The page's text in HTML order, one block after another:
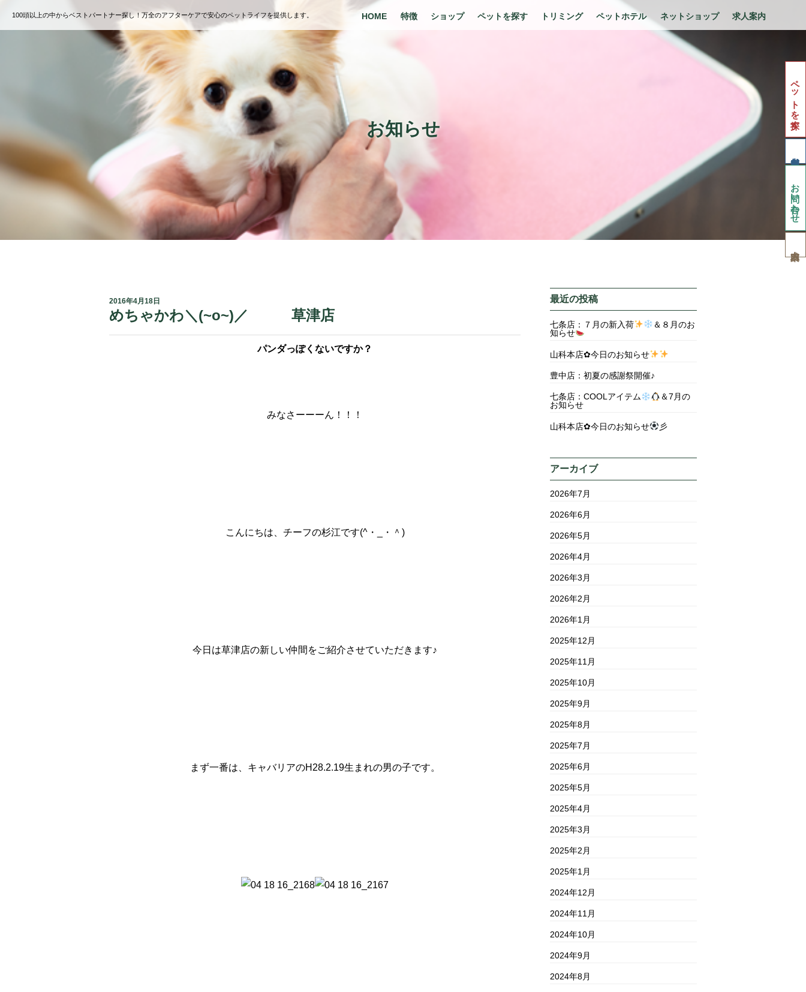
お知らせ
100頭以上の中からベストパートナー探し！万全のアフターケアで安心のペットライフを提供します。 HOME 特徴 ショップ ペットを探す トリミング ペットホテル ネットショップ 求人案内
ペットを探す
お問い合わせ
2016年4月18日
めちゃかわ＼(~o~)／ 草津店
パンダっぽくないですか？
みなさーーーん！！！
こんにちは、チーフの杉江です(^・_・＾)
今日は草津店の新しい仲間をご紹介させていただきます♪
まず一番は、キャバリアのH28.2.19生まれの男の子です。
最近の投稿
七条店：７月の新入荷
＆８月のお
知らせ
山科本店✿今日のお知らせ
豊中店：初夏の感謝祭開催♪
七条店：COOLアイテム
＆7月の
お知らせ
山科本店✿今日のお知らせ 彡
アーカイブ
2026年7月
2026年6月
2026年5月
2026年4月
2026年3月
2026年2月
2026年1月
2025年12月
2025年11月
2025年10月
2025年9月
2025年8月
2025年7月
2025年6月
2025年5月
2025年4月
2025年3月
2025年2月
2025年1月
2024年12月
2024年11月
2024年10月
2024年9月
2024年8月